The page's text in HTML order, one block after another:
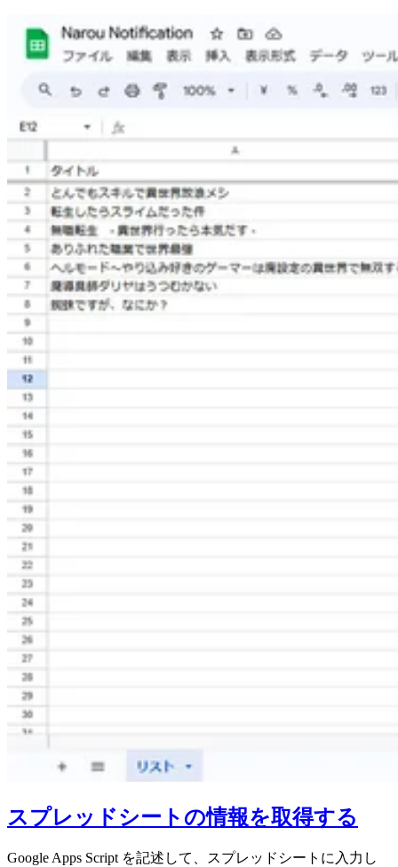
スプレッドシートの情報を取得する
Google Apps Script を記述して、スプレッドシートに入力し